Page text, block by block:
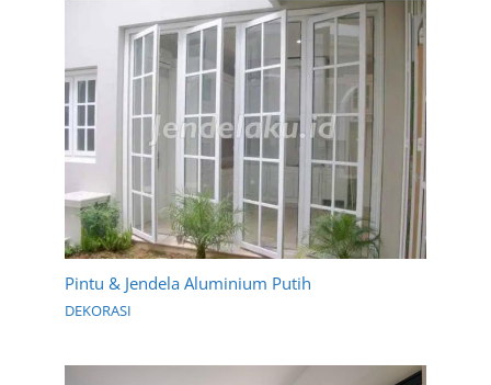
Pintu & Jendela Aluminium Putih
DEKORASI